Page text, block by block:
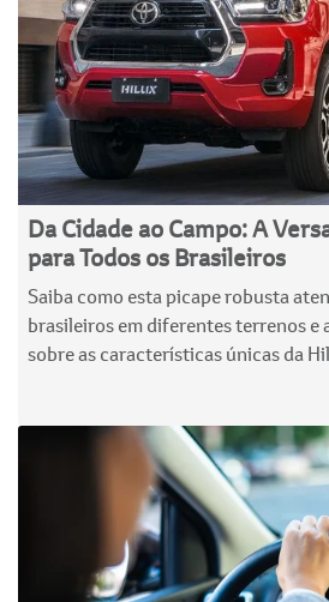
Da Cidade ao Campo: A
para Todos os Brasileiros
Saiba como esta picape robusta
brasileiros em diferentes terrenos e
sobre as características únicas da